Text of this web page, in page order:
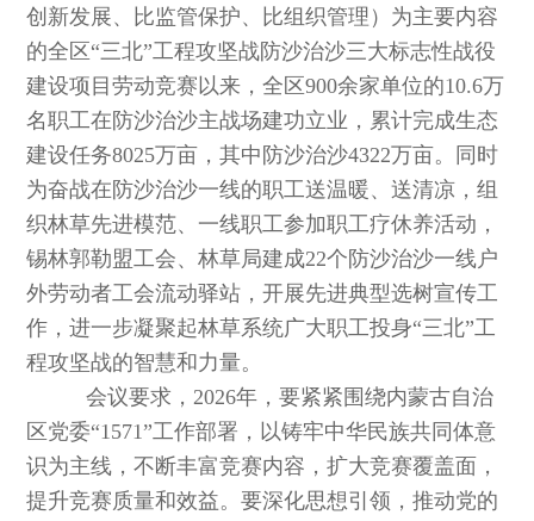
创新发展、比监管保护、比组织管理）为主要内容
的全区“三北”工程攻坚战防沙治沙三大标志性战役
建设项目劳动竞赛以来，全区900余家单位的10.6万
名职工在防沙治沙主战场建功立业，累计完成生态
建设任务8025万亩，其中防沙治沙4322万亩。同时
为奋战在防沙治沙一线的职工送温暖、送清凉，组
织林草先进模范、一线职工参加职工疗休养活动，
锡林郭勒盟工会、林草局建成22个防沙治沙一线户
外劳动者工会流动驿站，开展先进典型选树宣传工
作，进一步凝聚起林草系统广大职工投身“三北”工
程攻坚战的智慧和力量。
会议要求，2026年，要紧紧围绕内蒙古自治
区党委“1571”工作部署，以铸牢中华民族共同体意
识为主线，不断丰富竞赛内容，扩大竞赛覆盖面，
提升竞赛质量和效益。要深化思想引领，推动党的